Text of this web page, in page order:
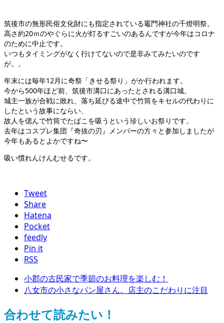
筑後市の無形民俗文化財にも指定されている竈門神社の千燈明祭。
高さ約20ｍのやぐらに火が灯るすごいのあるんですが今年はコロナ
のために中止です。
いつもタイミングがなく行けてないので是非みてみたいのです
が。。
年末には毎年12月に奇祭「きせる祭り」がか行われます。
今から500年ほど前、筑後市溝口にあったとされる溝口城。
城主一族が合戦に敗れ、落ち延びる途中で竹筒をキセルの代わりに
したという故事にならい、
故人を偲んで竹筒でたばこを吸うという珍しいお祭りです。
去年はコスプレ集団『奇抜の刃』メンバーの方々と参加しましたが
今年もあるとよかですね〜
吸い慣れんけんむせるです。
Tweet
Share
Hatena
Pocket
feedly
Pin it
RSS
小郡の古民家で季節のお料理を楽しむ！
八女市の小さなパン屋さん。店主のこだわりに注目
合わせて読みたい！